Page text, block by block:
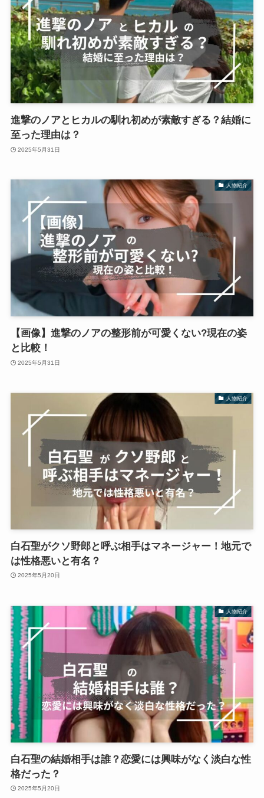
進撃のノアとヒカルの馴れ初めが素敵すぎる？結婚に
至った理由は？
2025年5月31日
人物紹介
【画像】進撃のノアの整形前が可愛くない?現在の姿
と比較！
2025年5月31日
人物紹介
白石聖がクソ野郎と呼ぶ相手はマネージャー！地元で
は性格悪いと有名？
2025年5月20日
人物紹介
白石聖の結婚相手は誰？恋愛には興味がなく淡白な性
格だった？
2025年5月20日